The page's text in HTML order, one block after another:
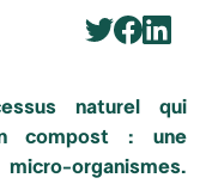
naturel qui
compost : une
organismes.